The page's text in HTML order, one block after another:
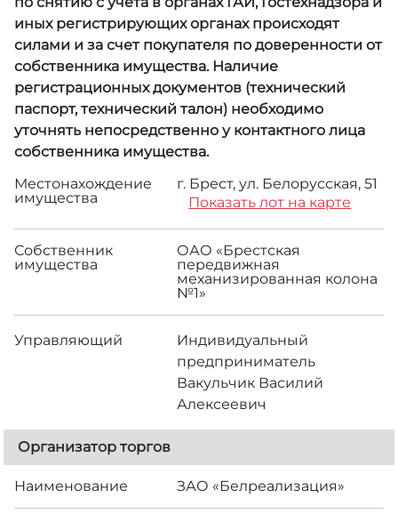
иных регистрирующих органах происходят
силами и за счет покупателя по доверенности от
собственника имущества. Наличие
регистрационных документов (технический
паспорт, технический талон) необходимо
уточнять непосредственно у контактного лица
собственника имущества.
Местонахождение
имущества
г. Брест, ул. Белорусская, 51
Показать лот на карте
Собственник
имущества
ОАО «Брестская
передвижная
механизированная колона
№1»
Управляющий
Индивидуальный
предприниматель
Вакульчик Василий
Алексеевич
Организатор торгов
Наименование ЗАО «Белреализация»